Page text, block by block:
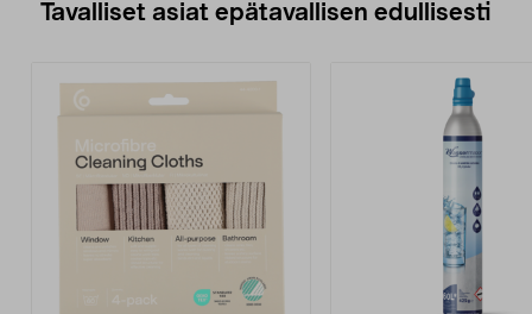
Tavalliset asiat epätavallisen edullisesti